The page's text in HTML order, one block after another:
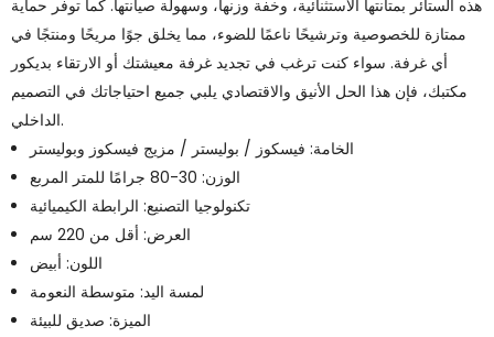
هذه الستائر بمتانتها الاستثنائية، وخفة وزنها، وسهولة صيانتها. كما توفر حماية
ممتازة للخصوصية وترشيحًا ناعمًا للضوء، مما يخلق جوًا مريحًا ومنتجًا في
أي غرفة. سواء كنت ترغب في تجديد غرفة معيشتك أو الارتقاء بديكور
مكتبك، فإن هذا الحل الأنيق والاقتصادي يلبي جميع احتياجاتك في التصميم
الداخلي.
الخامة: فيسكوز / بوليستر / مزيج فيسكوز وبوليستر
الوزن: 30-80 جرامًا للمتر المربع
تكنولوجيا التصنيع: الرابطة الكيميائية
العرض: أقل من 220 سم
اللون: أبيض
لمسة اليد: متوسطة النعومة
الميزة: صديق للبيئة